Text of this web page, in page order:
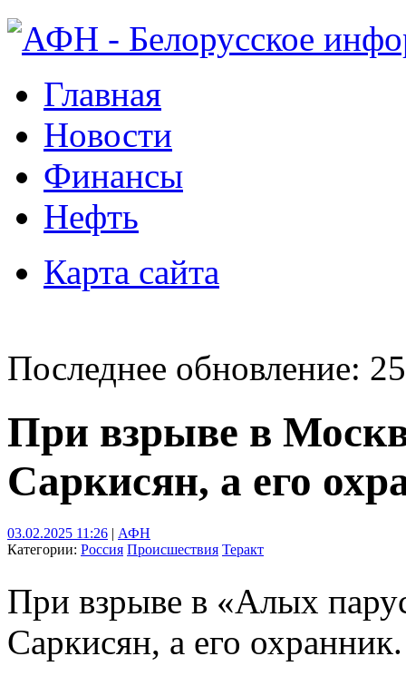
Главная
Новости
Финансы
Нефть
Карта сайта
Последнее обновление:
При взрыве в
Саркисян, а его
03.02.2025 11:26 | АФН
Категории: Россия Происшествия Теракт
При взрыве в «Алых
Саркисян, а его охранник.